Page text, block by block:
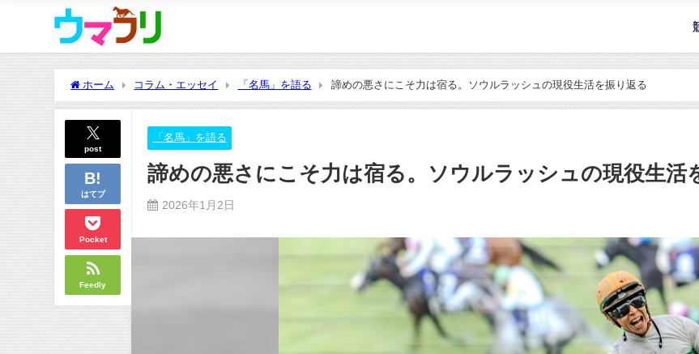
ホーム コラム・エッセイ 「名馬」を語る 諦めの悪さにこそ力は宿る。ソウルラッシュの現役生活を振り返る
post
はてブ
Pocket
Feedly
「名馬」を語る
諦めの悪さにこそ力は宿る。ソウルラッシュの現役生活
2026年1月2日